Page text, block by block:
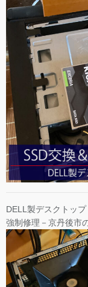
DELL製デスクトッ
強制修理－京丹後市